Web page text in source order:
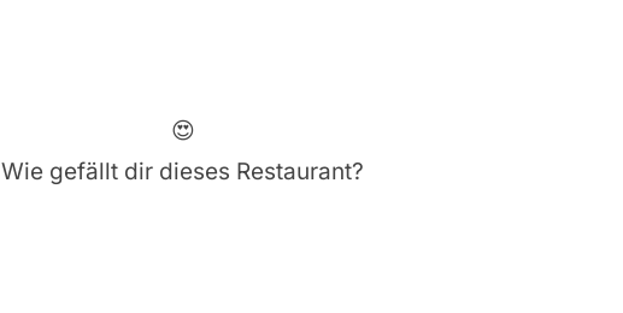
😍
Wie gefällt dir dieses Restaurant?